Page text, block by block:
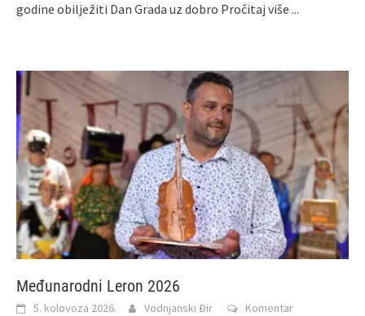
godine obilježiti Dan Grada uz dobro Pročitaj više ...
Međunarodni Leron 2026
5. kolovoza 2026. Vodnjanski Đir Komentar